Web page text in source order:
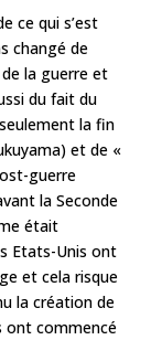
ce qui s’est
changé de
la guerre et
du fait du
la fin
et de «
guerre
la Seconde
était
Etats-Unis ont
et cela risque
la création de
ont commencé